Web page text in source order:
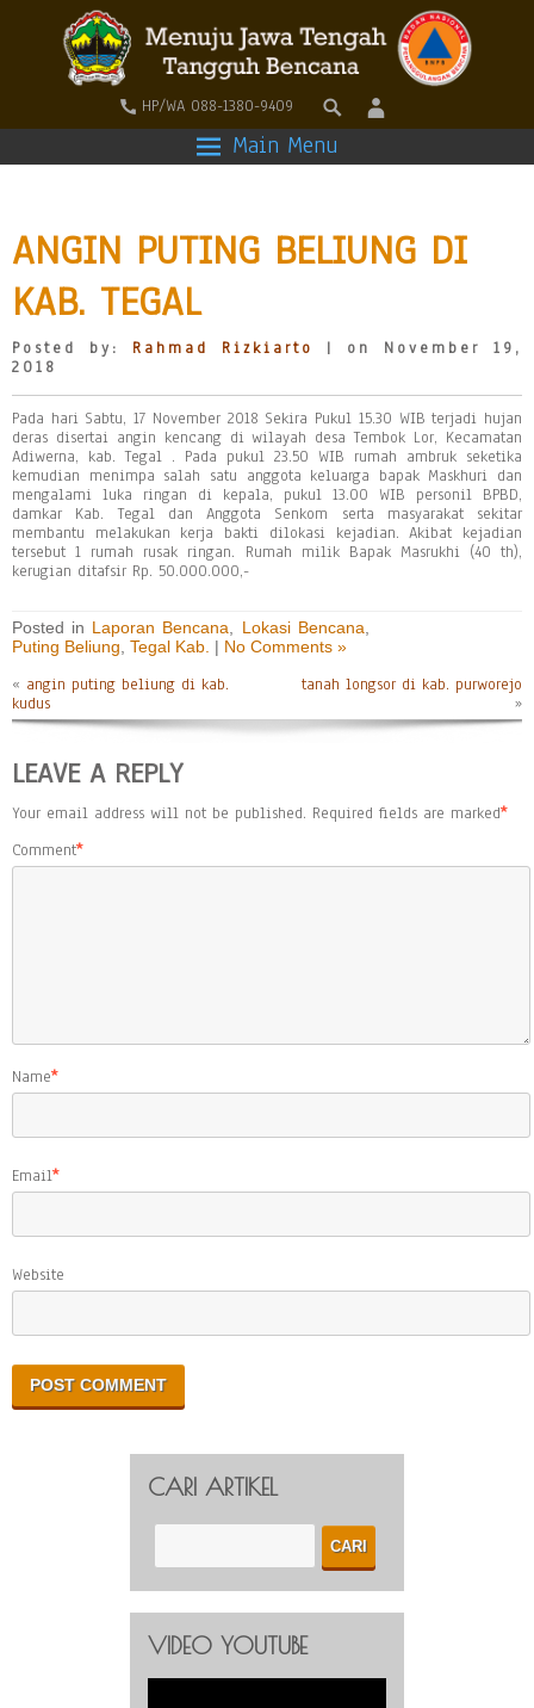
HP/WA 088-1380-9409
Main Menu
ANGIN PUTING BELIUNG DI
KAB. TEGAL
Posted by: Rahmad Rizkiarto
| on November 19,
2018
Pada hari Sabtu, 17 November 2018 Sekira Pukul 15.30 WIB terjadi hujan
deras disertai angin kencang di wilayah desa Tembok Lor, Kecamatan
Adiwerna, kab. Tegal . Pada pukul 23.50 WIB rumah ambruk seketika
kemudian menimpa salah satu anggota keluarga bapak Maskhuri dan
mengalami luka ringan di kepala, pukul 13.00 WIB personil BPBD,
damkar Kab. Tegal dan Anggota Senkom serta masyarakat sekitar
membantu melakukan kerja bakti dilokasi kejadian. Akibat kejadian
tersebut 1 rumah rusak ringan. Rumah milik Bapak Masrukhi (40 th),
kerugian ditafsir Rp. 50.000.000,-
Posted in Laporan Bencana Lokasi Bencana
Puting Beliung Tegal Kab. | No Comments »
« angin puting beliung di kab.
kudus
tanah longsor di kab. purworejo
»
LEAVE A REPLY
Your email address will not be published. Required fields are marked*
Comment*
Name*
Email*
Website
CARI ARTIKEL
VIDEO YOUTUBE